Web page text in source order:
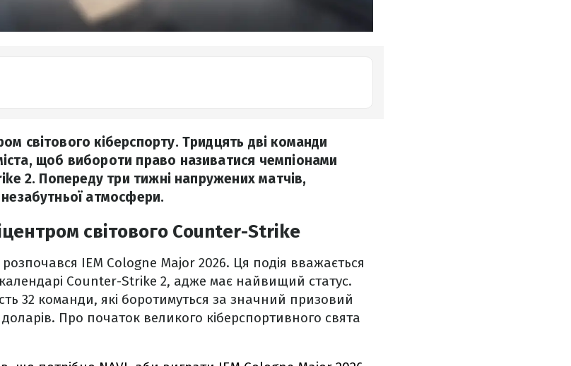
світового кіберспорту. Тридцять дві команди
щоб вибороти право називатися чемпіонами
2. Попереду три тижні напружених матчів,
незабутньої атмосфери.
світового Counter-Strike
IEM Cologne Major 2026. Ця подія вважається
Counter-Strike 2, адже має найвищий статус.
32 команди, які боротимуться за значний призовий
Про початок великого кіберспортивного свята